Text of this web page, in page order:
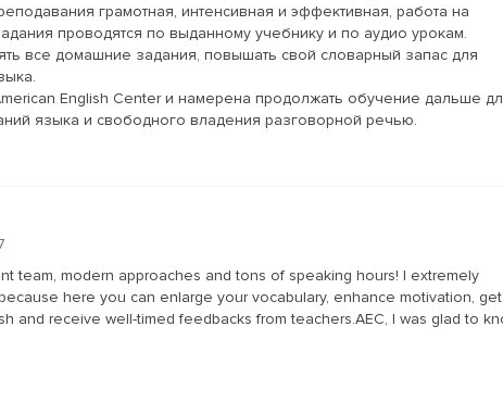
грамотная, интенсивная и эффективная, работа на
проводятся по выданному учебнику и по аудио урокам.
все домашние задания, повышать свой словарный запас для
English Center и намерена продолжать обучение дальше
языка и свободного владения разговорной речью.
team, modern approaches and tons of speaking hours! I extremely
here you can enlarge your vocabulary, enhance motivation, get
and receive well-timed feedbacks from teachers.AEC, l was glad to